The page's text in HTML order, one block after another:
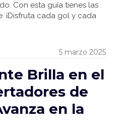
Con esta guía tienes las
¡Disfruta cada gol y cada
5 marzo 2025
Brilla en el
de
en la